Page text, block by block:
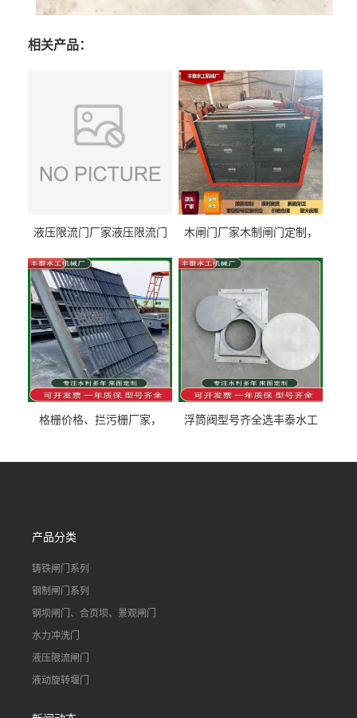
相关产品：
液压限流门厂家液压限流门
泰制造
木闸门厂家木制闸门定制，
型号齐全
格栅价格、拦污栅厂家，
浮筒阀型号齐全选丰泰水工
道水库电站污水处理钢制闸
产品分类
铸铁闸门系列
钢制闸门系列
钢坝闸门、合页坝、景观闸门
水力冲洗门
液压限流闸门
液动旋转堰门